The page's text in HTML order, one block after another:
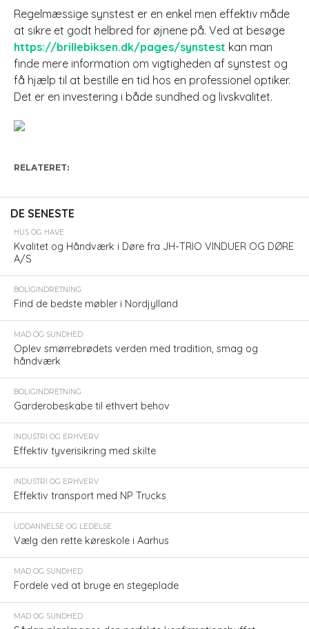
Regelmæssige synstest er en enkel men effektiv måde
at sikre et godt helbred for øjnene på. Ved at besøge
https://brillebiksen.dk/pages/synstest kan man
finde mere information om vigtigheden af synstest og
få hjælp til at bestille en tid hos en professionel optiker.
Det er en investering i både sundhed og livskvalitet.
RELATERET:
DE SENESTE
HUS OG HAVE
Kvalitet og Håndværk i Døre fra JH-TRIO VINDUER OG DØRE
A/S
BOLIGINDRETNING
Find de bedste møbler i Nordjylland
MAD OG SUNDHED
Oplev smørrebrødets verden med tradition, smag og
håndværk
BOLIGINDRETNING
Garderobeskabe til ethvert behov
INDUSTRI OG ERHVERV
Effektiv tyverisikring med skilte
INDUSTRI OG ERHVERV
Effektiv transport med NP Trucks
UDDANNELSE OG LEDELSE
Vælg den rette køreskole i Aarhus
MAD OG SUNDHED
Fordele ved at bruge en stegeplade
MAD OG SUNDHED